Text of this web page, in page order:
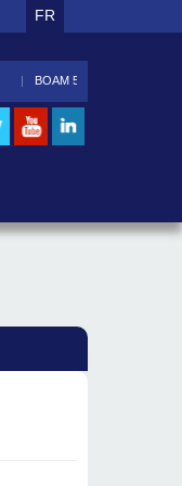
FR
BOAM 5 585